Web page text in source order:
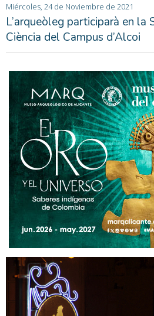
Miércoles, 24 de Noviembre de 2021
L’arqueòleg participarà en la
Ciència del Campus d’Alcoi